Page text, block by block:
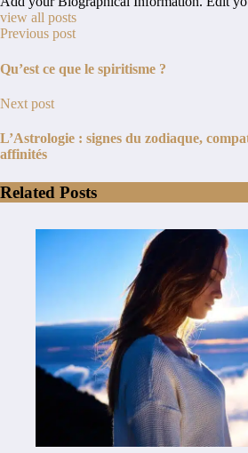
view all posts
Previous post
Qu’est ce que le spiritisme ?
Next post
L’Astrologie : signes du zodiaque,
affinités
Related Posts